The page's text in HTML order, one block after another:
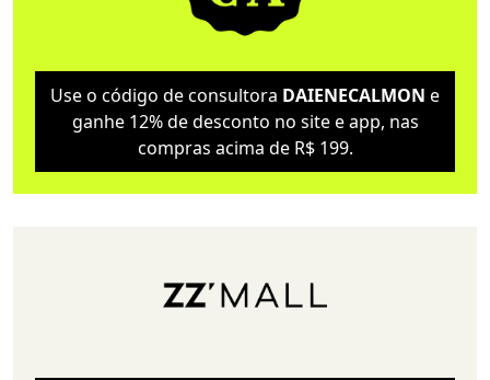
Use o código de consultora DAIENECALMON e
ganhe 12% de desconto no site e app, nas
compras acima de R$ 199.